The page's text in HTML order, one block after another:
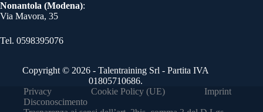
Nonantola (Modena):
Via Mavora, 35
Tel. 0598395076​
Copyright © 2026 - Talentraining Srl - Partita IVA
01805710686.
Privacy
Cookie Policy (UE)
Imprint
Disconoscimento